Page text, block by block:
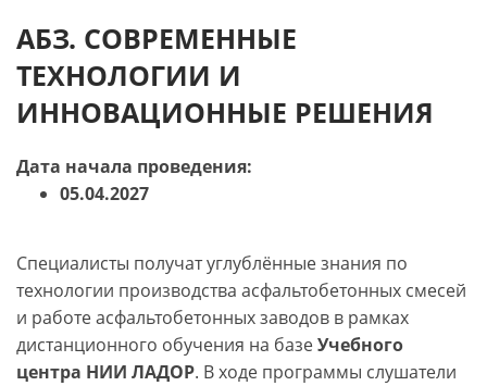
учебный график, рабочую программу учебных
модулей / дисциплин, оценочные и
методические материалы:
АБЗ. СОВРЕМЕННЫЕ
ТЕХНОЛОГИИ И
ИННОВАЦИОННЫЕ РЕШЕНИЯ
Дата начала проведения:
05.04.2027
Специалисты получат углублённые знания по
технологии производства асфальтобетонных смесей
и работе асфальтобетонных заводов в рамках
дистанционного обучения на базеУчебного
центра НИИ ЛАДОР. В ходе программы слушатели